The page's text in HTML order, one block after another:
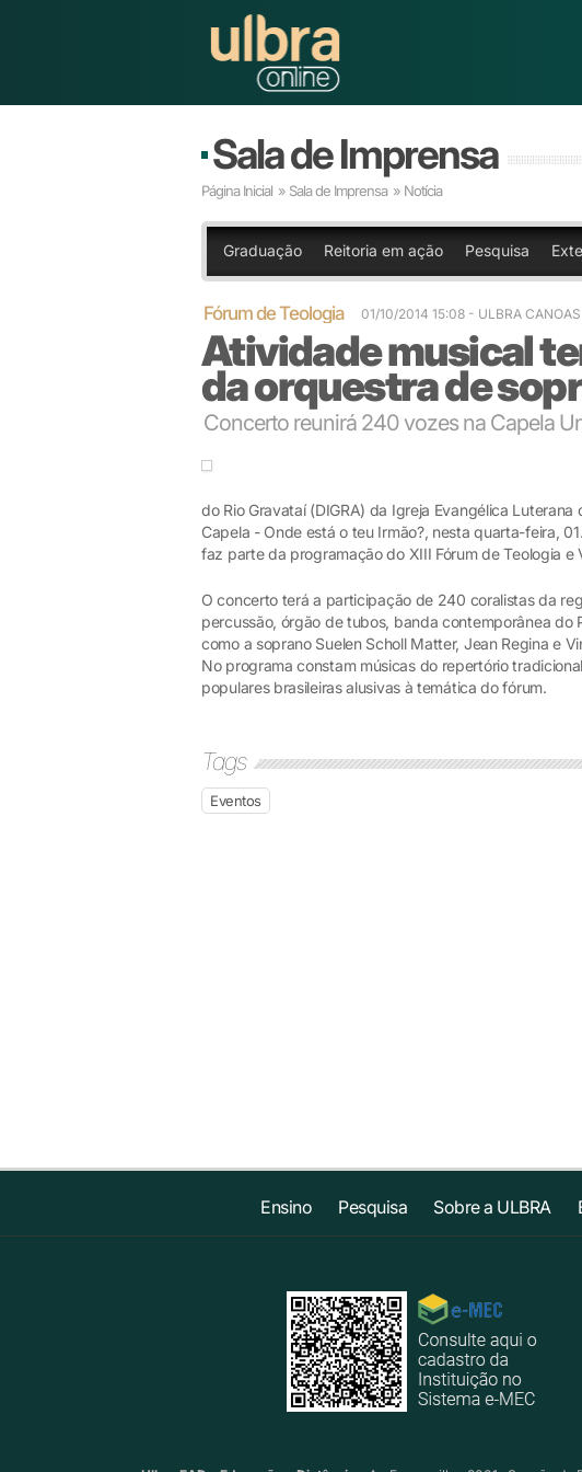
Sala de Imprensa
Página Inicial » Sala de Imprensa » Notícia
Graduação Reitoria em ação Pesquisa
Fórum de Teologia 01/10/2014 15:08 - ULBRA CANOAS
Atividade musical
da orquestra de
Concerto reunirá 240 vozes na Capela
do Rio Gravataí (DIGRA) da Igreja Evangélica
Capela - Onde está o teu Irmão?, nesta quarta-feira,
faz parte da programação do XIII Fórum de Teologia e
O concerto terá a participação de 240 coralistas da
percussão, órgão de tubos, banda contemporânea do
como a soprano Suelen Scholl Matter, Jean Regina e
No programa constam músicas do repertório
populares brasileiras alusivas à temática do fórum.
Tags
Eventos
Ensino Pesquisa Sobre a ULBRA